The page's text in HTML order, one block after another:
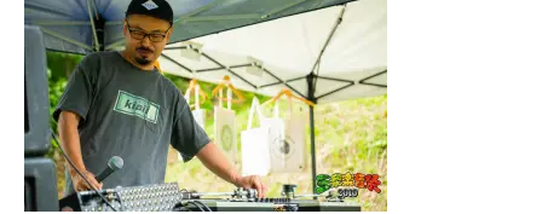
2016
All Photo
Official Site